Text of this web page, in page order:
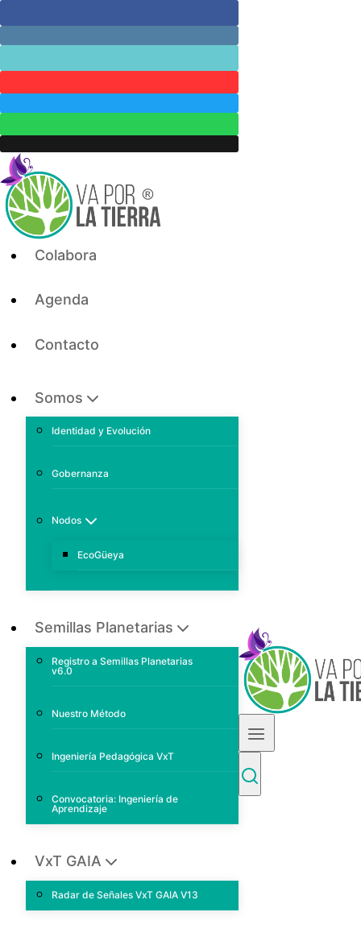
to
Colabora
Agenda
Contacto
Somos
Identidad y Evolución
Gobernanza
Nodos
EcoGüeya
Semillas Planetarias
Registro a Semillas Planetarias
v6.0
Nuestro Método
Ingeniería Pedagógica VxT
Convocatoria: Ingeniería de
Aprendizaje
VxT GAIA
Radar de Señales VxT GAIA V13